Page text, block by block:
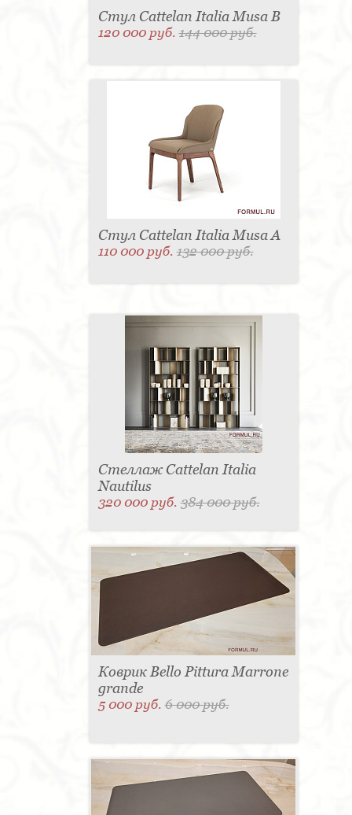
Стул Cattelan Italia Musa B
120 000 руб.144 000 руб.
Стул Cattelan Italia Musa A
110 000 руб.132 000 руб.
Стеллаж Cattelan Italia
Nautilus
320 000 руб.384 000 руб.
Коврик Bello Pittura Marrone
grande
5 000 руб.6 000 руб.